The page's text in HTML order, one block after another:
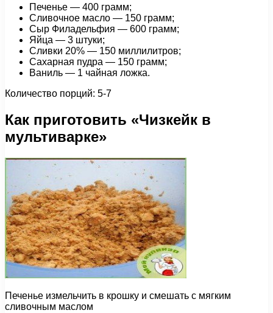
Печенье — 400 грамм;
Сливочное масло — 150 грамм;
Сыр Филадельфия — 600 грамм;
Яйца — 3 штуки;
Сливки 20% — 150 миллилитров;
Сахарная пудра — 150 грамм;
Ваниль — 1 чайная ложка.
Количество порций: 5-7
Как приготовить «Чизкейк в
мультиварке»
Печенье измельчить в крошку и смешать с мягким
сливочным маслом